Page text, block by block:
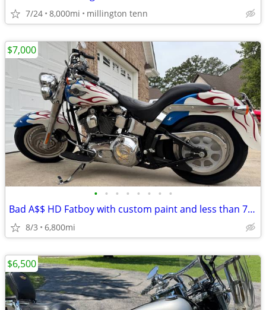
7/24 8,000mi millington tenn
• • • • • • • •
Bad A$$ HD Fatboy with custom paint and less than 7k miles!!
8/3 6,800mi
$7,000
$6,500